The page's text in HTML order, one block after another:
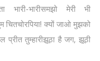
भारी-भारीसमझो मेरी भी
चितचोरपिया! क्यों जाओ मुझको
प्रीत तुम्हारीझूठा है जग, झूठी